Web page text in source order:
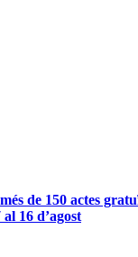
de 150 actes
16 d’agost